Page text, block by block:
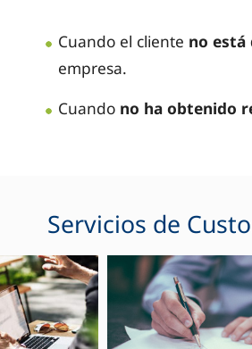
Cuando el cliente no está
empresa.
Cuando no ha obtenido
Servicios de